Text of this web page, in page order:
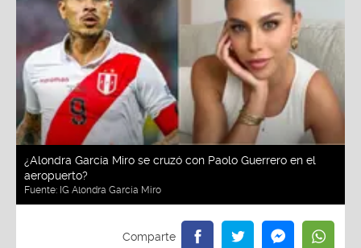
¿Alondra García Miro se cruzó con Paolo Guerrero en el
aeropuerto?
Fuente: IG Alondra García Miro